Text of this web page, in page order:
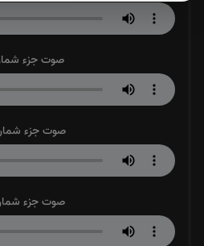
صوت جزء
صوت جزء شماره
صوت جزء